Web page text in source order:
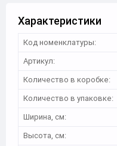
Характеристики
Код номенклатуры:
Артикул:
Количество в коробке:
Количество в упаковке:
Ширина, см:
Высота, см: